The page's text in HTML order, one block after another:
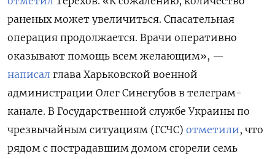
раненых может увеличиться. Спасательная
операция продолжается. Врачи оперативно
оказывают помощь всем желающим», —
написал глава Харьковской военной
администрации Олег Синегубов в телеграм-
канале. В Государственной службе Украины по
чрезвычайным ситуациям (ГСЧС) отметили, что
рядом с пострадавшим домом сгорели семь